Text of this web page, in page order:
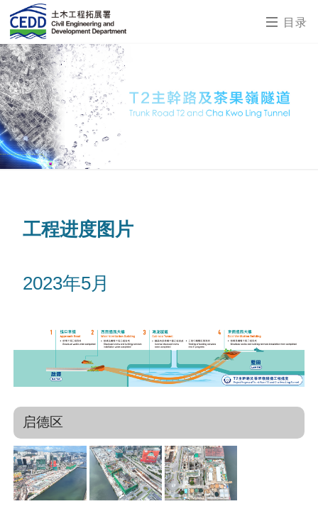
目录
工程进度图片
2023年5月
启德区